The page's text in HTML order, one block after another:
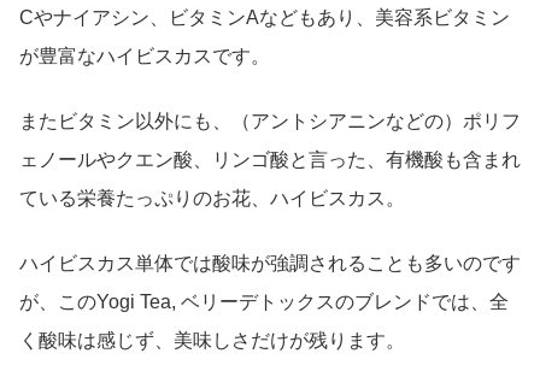
Cやナイアシン、ビタミンAなどもあり、美容系ビタミン
が豊富なハイビスカスです。
またビタミン以外にも、（アントシアニンなどの）ポリフ
ェノールやクエン酸、リンゴ酸と言った、有機酸も含まれ
ている栄養たっぷりのお花、ハイビスカス。
ハイビスカス単体では酸味が強調されることも多いのです
が、このYogi Tea, ベリーデトックスのブレンドでは、全
く酸味は感じず、美味しさだけが残ります。